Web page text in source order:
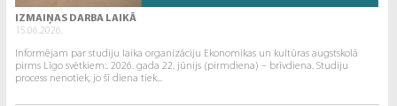
IZMAIŅAS DARBA LAIKĀ
15.06.2026.
Informējam par studiju laika organizāciju Ekonomikas un kultūras augstskolā
pirms Līgo svētkiem:. 2026. gada 22. jūnijs (pirmdiena) – brīvdiena. Studiju
process nenotiek, jo šī diena tiek...